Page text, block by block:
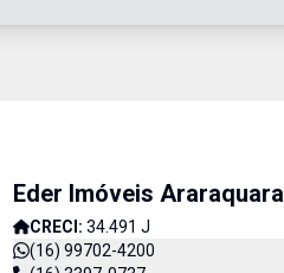
Eder Imóveis Araraquara
CRECI: 34.491 J
(16) 99702-4200